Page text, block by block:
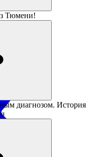
Тюмени!
диагнозом. История